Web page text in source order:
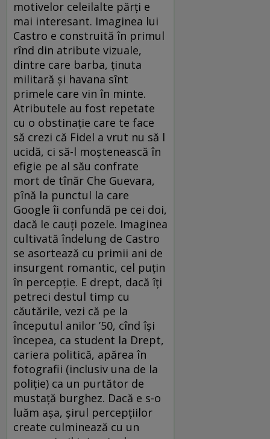
motivelor celeilalte părți e
mai interesant. Imaginea lui
Castro e construită în primul
rînd din atribute vizuale,
dintre care barba, ținuta
militară și havana sînt
primele care vin în minte.
Atributele au fost repetate
cu o obstinație care te face
să crezi că Fidel a vrut nu să l
ucidă, ci să-l moștenească în
efigie pe al său confrate
mort de tînăr Che Guevara,
pînă la punctul la care
Google îi confundă pe cei doi,
dacă le cauți pozele. Imaginea
cultivată îndelung de Castro
se asortează cu primii ani de
insurgent romantic, cel puțin
în percepție. E drept, dacă îți
petreci destul timp cu
căutările, vezi că pe la
începutul anilor ’50, cînd își
începea, ca student la Drept,
cariera politică, apărea în
fotografii (inclusiv una de la
poliție) ca un purtător de
mustață burghez. Dacă e s-o
luăm așa, șirul percepțiilor
create culminează cu un